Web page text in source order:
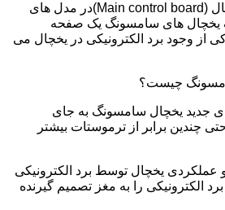
برد الکترونیکی اصلی یخچال (Main control board)در مدل های
یخچال های سامسونگ یک صفحه
از وجود برد الکترونیکی در یخچال می
چیست؟
جدید یخچال سامسونگ به جای
چندین برابر از ترموستات بیشتر
عملکردی یخچال توسط برد الکترونیکی
الکترونیکی را به مغز تصمیم گیرنده